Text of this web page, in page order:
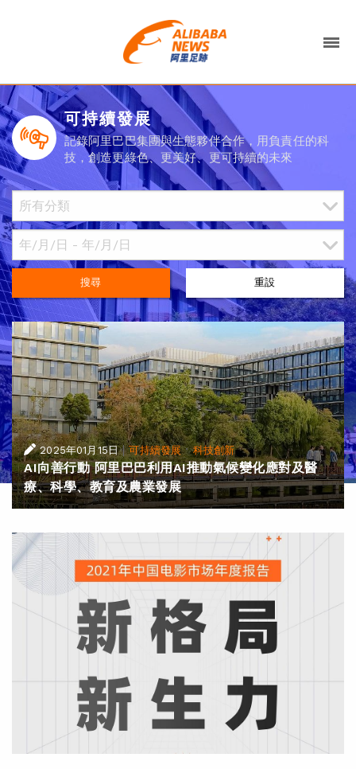
可持續發展
記錄阿里巴巴集團與生態夥伴合作，用負責任的科
技，創造更綠色、更美好、更可持續的未來
搜尋 重設
2025年01月15日 |可持續發展·科技創新
AI向善行動 阿里巴巴利用AI推動氣候變化應對及醫
療、科學、教育及農業發展